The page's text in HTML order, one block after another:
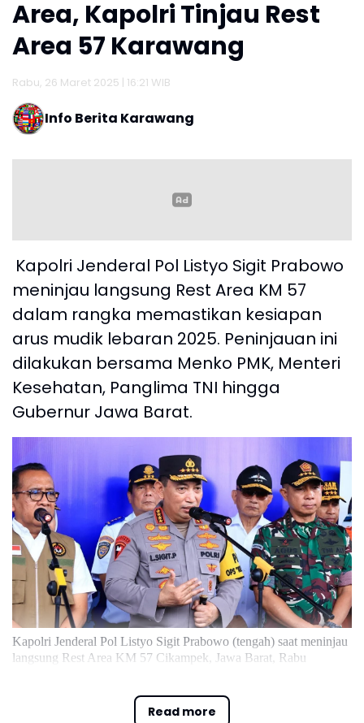
Area, Kapolri Tinjau Rest
Area 57 Karawang
Rabu, 26 Maret 2025 | 16:21 WIB
Info Berita Karawang
Read more
Kapolri Jenderal Pol Listyo Sigit Prabowo
meninjau langsung Rest Area KM 57
dalam rangka memastikan kesiapan
arus mudik lebaran 2025. Peninjauan ini
dilakukan bersama Menko PMK, Menteri
Kesehatan, Panglima TNI hingga
Gubernur Jawa Barat.
Kapolri Jenderal Pol Listyo Sigit Prabowo (tengah) saat meninjau
langsung Rest Area KM 57 Cikampek, Jawa Barat, Rabu